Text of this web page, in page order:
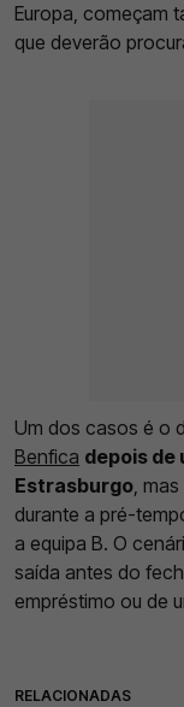
Europa, começam
que deverão
Um dos casos é o
Benfica depois de
Estrasburgo,
durante a pré-
a equipa B. O
saída antes do
empréstimo ou de
RELACIONADAS